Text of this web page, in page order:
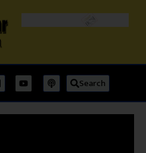
Search